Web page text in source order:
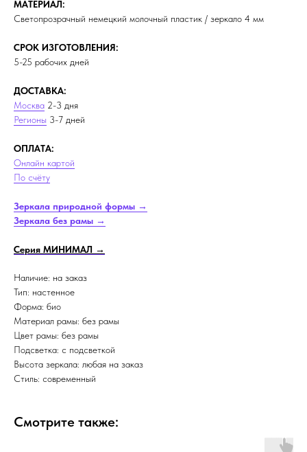
МАТЕРИАЛ:
Светопрозрачный немецкий молочный пластик / зеркало 4 мм
СРОК ИЗГОТОВЛЕНИЯ:
5-25 рабочих дней
ДОСТАВКА:
Москва 2-3 дня
Регионы 3-7 дней
ОПЛАТА:
Онлайн картой
По счёту
Зеркала природной формы →
Зеркала без рамы →
Серия МИНИМАЛ →
Наличие: на заказ
Тип: настенное
Форма: био
Материал рамы: без рамы
Цвет рамы: без рамы
Подсветка: с подсветкой
Высота зеркала: любая на заказ
Стиль: современный
Смотрите также: